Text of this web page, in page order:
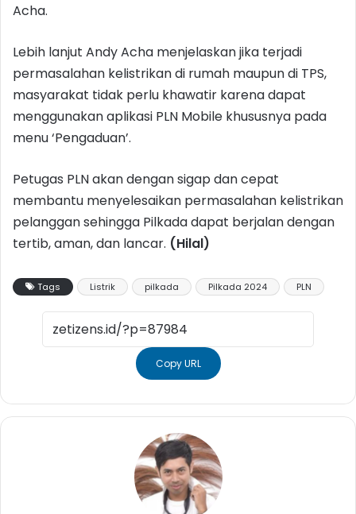
Acha.
Lebih lanjut Andy Acha menjelaskan jika terjadi
permasalahan kelistrikan di rumah maupun di TPS,
masyarakat tidak perlu khawatir karena dapat
menggunakan aplikasi PLN Mobile khususnya pada
menu ‘Pengaduan’.
Petugas PLN akan dengan sigap dan cepat
membantu menyelesaikan permasalahan kelistrikan
pelanggan sehingga Pilkada dapat berjalan dengan
tertib, aman, dan lancar. (Hilal)
Tags Listrik pilkada Pilkada 2024 PLN
Copy URL